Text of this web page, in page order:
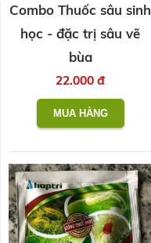
Combo Thuốc sâu sinh
học - đặc trị sâu vẽ
bùa
22.000 đ